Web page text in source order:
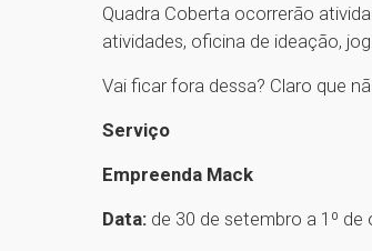
Quadra Coberta ocorrerão
atividades, oficina de ideação,
Vai ficar fora dessa? Claro que
Serviço
Empreenda Mack
Data: de 30 de setembro a 1º de